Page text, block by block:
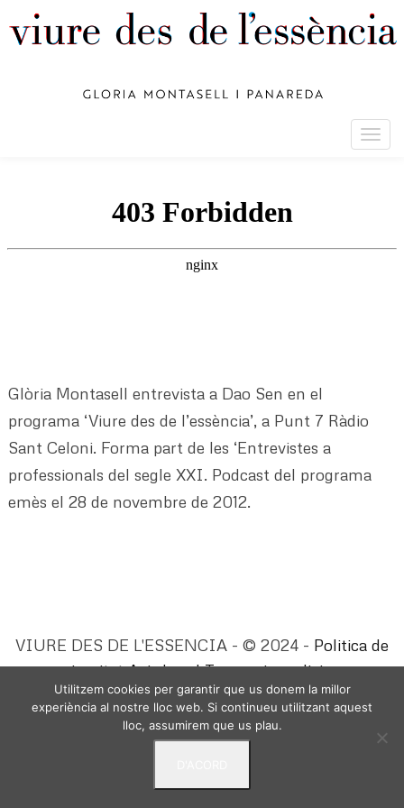
Glòria Montasell entrevista a Dao Sen en el
programa ‘Viure des de l’essència’, a Punt 7 Ràdio
Sant Celoni. Forma part de les ‘Entrevistes a
professionals del segle XXI. Podcast del programa
emès el 28 de novembre de 2012.
VIURE DES DE L'ESSENCIA - © 2024 - Politica de
privacitat Avis Legal Termes i condicions
Utilitzem cookies per garantir que us donem la millor
experiència al nostre lloc web. Si continueu utilitzant aquest
lloc, assumirem que us plau.